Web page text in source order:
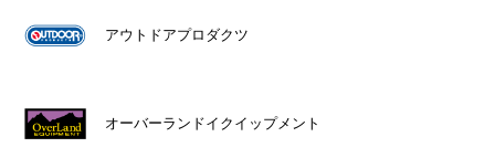
アウトドアプロダクツ
オーバーランドイクイップメント